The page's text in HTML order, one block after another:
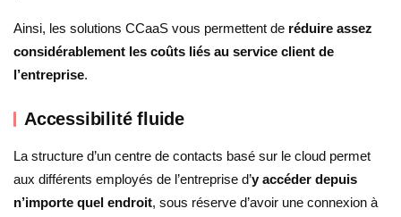
Ainsi, les solutions CCaaS vous permettent de réduire assez
considérablement les coûts liés au service client de
l’entreprise.
Accessibilité fluide
La structure d’un centre de contacts basé sur le cloud permet
aux différents employés de l’entreprise d’y accéder depuis
n’importe quel endroit, sous réserve d’avoir une connexion à